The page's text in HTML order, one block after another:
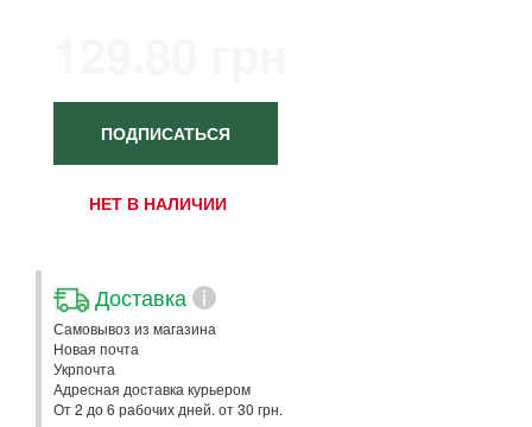
ПОДПИСАТЬСЯ
НЕТ В НАЛИЧИИ
Доставка i
Самовывоз из магазина
Новая почта
Укрпочта
Адресная доставка курьером
От 2 до 6 рабочих дней. от 30 грн.